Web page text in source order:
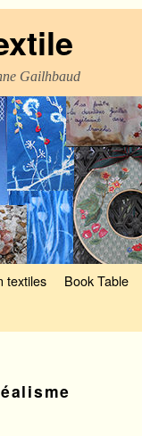
Gailhbaud
textiles Book Table